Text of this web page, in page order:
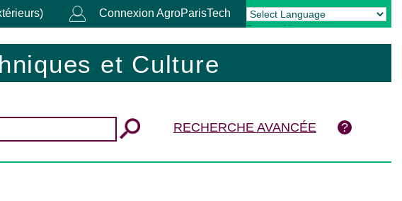
Connexion AgroParisTech
Powered by Translate
et Culture
RECHERCHE AVANCÉE